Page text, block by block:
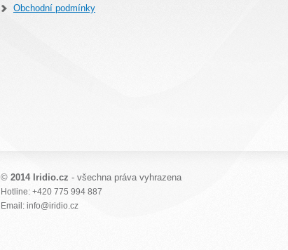
Obchodní podmínky
© 2014 Iridio.cz - všechna práva vyhrazena
Hotline: +420 775 994 887
Email: info@iridio.cz